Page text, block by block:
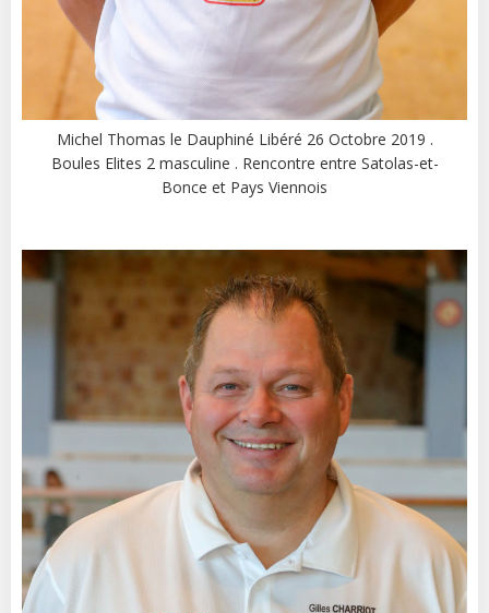
Michel Thomas le Dauphiné Libéré 26 Octobre 2019 .
Boules Elites 2 masculine . Rencontre entre Satolas-et-
Bonce et Pays Viennois